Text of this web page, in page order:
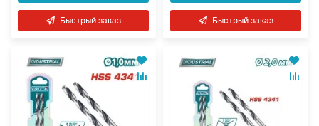
Быстрый заказ Быстрый заказ